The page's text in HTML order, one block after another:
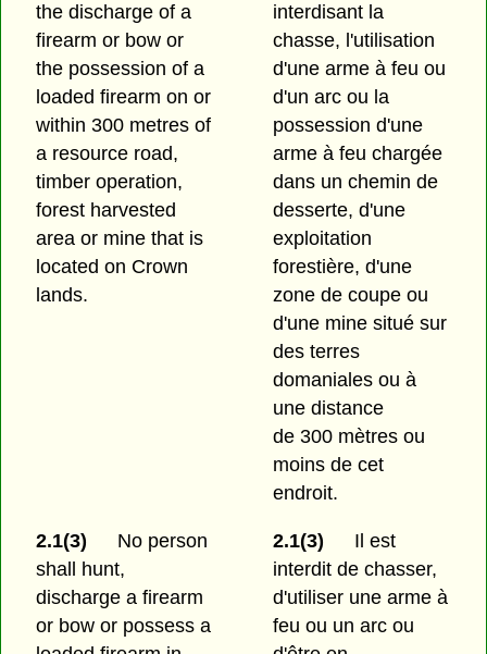
the discharge of a
firearm or bow or
the possession of a
loaded firearm on or
within 300 metres of
a resource road,
timber operation,
forest harvested
area or mine that is
located on Crown
lands.
interdisant la
chasse, l'utilisation
d'une arme à feu ou
d'un arc ou la
possession d'une
arme à feu chargée
dans un chemin de
desserte, d'une
exploitation
forestière, d'une
zone de coupe ou
d'une mine situé sur
des terres
domaniales ou à
une distance
de 300 mètres ou
moins de cet
endroit.
2.1(3)
No person
shall hunt,
discharge a firearm
or bow or possess a
2.1(3)
Il est
interdit de chasser,
d'utiliser une arme à
feu ou un arc ou